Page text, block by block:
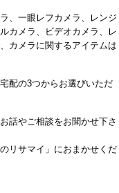
、一眼レフカメラ、レンジ
カメラ、ビデオカメラ、レ
カメラに関するアイテムは
配の3つからお選びいただ
話やご相談をお聞かせ下さ
リサマイ」におまかせくだ